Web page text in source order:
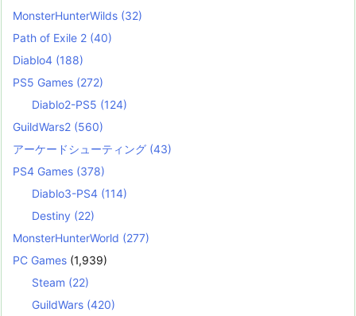
MonsterHunterWilds (32)
Path of Exile 2 (40)
Diablo4 (188)
PS5 Games (272)
Diablo2-PS5 (124)
GuildWars2 (560)
アーケードシューティング (43)
PS4 Games (378)
Diablo3-PS4 (114)
Destiny (22)
MonsterHunterWorld (277)
PC Games (1,939)
Steam (22)
GuildWars (420)